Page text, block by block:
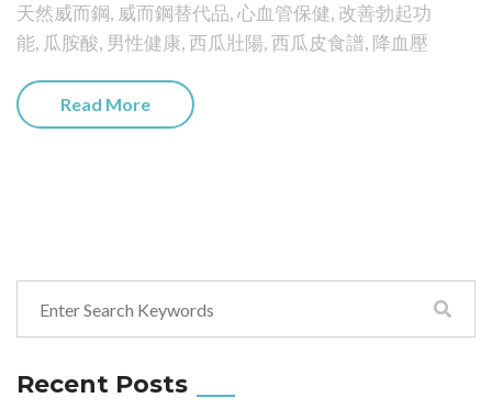
天然威而鋼, 威而鋼替代品,心血管保健, 改善勃起功
能, 瓜胺酸, 男性健康,西瓜壯陽,西瓜皮食譜, 降血壓
Read More
Recent Posts